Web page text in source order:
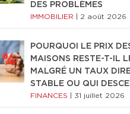
DES PROBLÈMES
IMMOBILIER 2 août 2026
POURQUOI LE PRIX
MAISONS RESTE-T-IL
MALGRÉ UN TAUX
STABLE OU QUI
FINANCES 31 juillet 2026